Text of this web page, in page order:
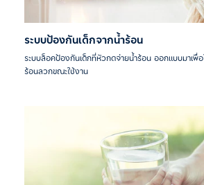
ระบบป้องกันเด็กจากน้ำร้อน
ระบบล็อคป้องกันเด็กที่หัวกดจ่ายน้ำร้อน ออกแบบมาเพื่
ร้อนลวกขณะใช้งาน